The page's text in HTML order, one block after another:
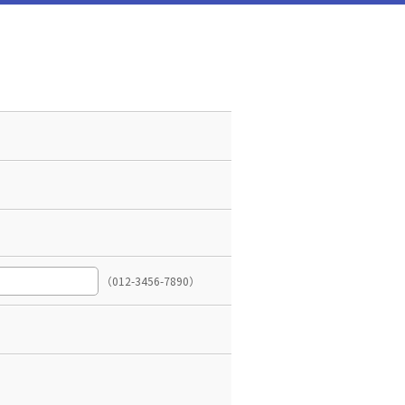
（012-3456-7890）